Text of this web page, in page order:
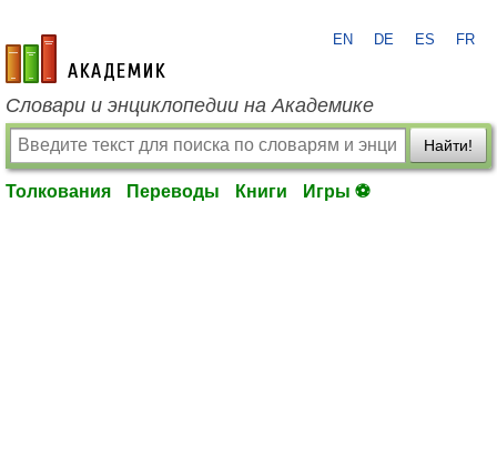
academic.ru
EN DE ES FR
Словари и энциклопедии на Академике
Найти!
Толкования Переводы Книги Игры ⚽